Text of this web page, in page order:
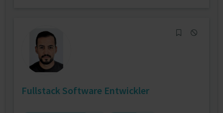
Fullstack Software Entwickler